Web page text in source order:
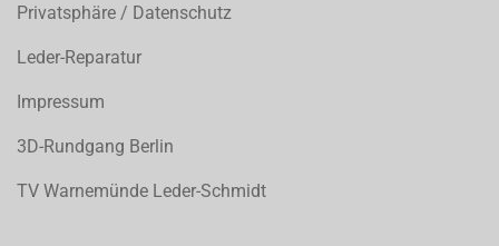
Privatsphäre / Datenschutz
Leder-Reparatur
Impressum
3D-Rundgang Berlin
TV Warnemünde Leder-Schmidt